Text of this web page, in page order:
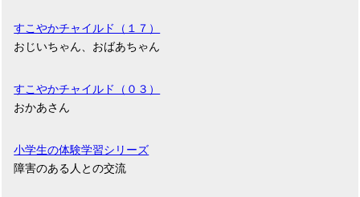
すこやかチャイルド（１７）
おじいちゃん、おばあちゃん
すこやかチャイルド（０３）
おかあさん
小学生の体験学習シリーズ
障害のある人との交流